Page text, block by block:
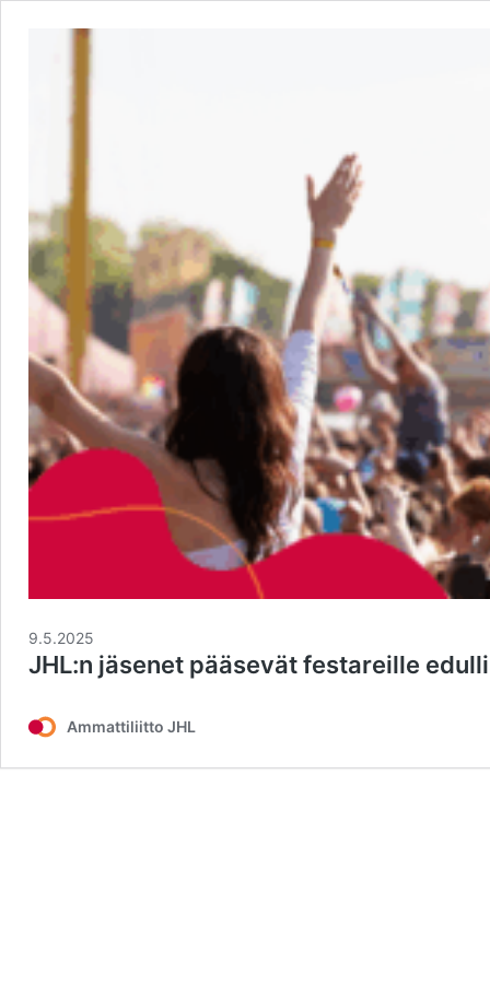
9.5.2025
JHL:n jäsenet pääsevät festareille
Ammattiliitto JHL